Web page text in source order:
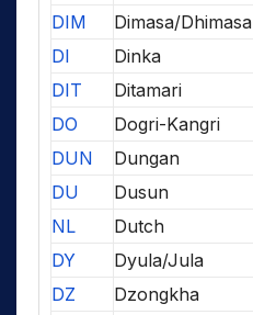
DIM
Dimasa/Dhimasa
DI
Dinka
DIT
Ditamari
DO
Dogri-Kangri
DUN
Dungan
DU
Dusun
NL
Dutch
DY
Dyula/Jula
DZ
Dzongkha